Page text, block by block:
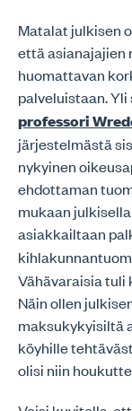
Matalat julkisen
että asianajajien
huomattavan
palveluistaan.
professori
järjestelmästä
nykyinen
ehdottaman
mukaan
asiakkailtaan
Vähävaraisia tuli
Näin ollen
maksukykyisiltä
köyhille
olisi niin